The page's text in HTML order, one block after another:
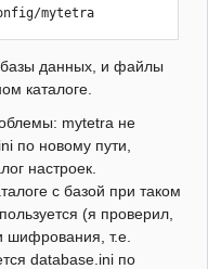
mytetra
данных, и файлы
каталоге.
mytetra не
по новому пути,
настроек.
с базой при таком
(я проверил,
шифрования, т.е.
database.ini по